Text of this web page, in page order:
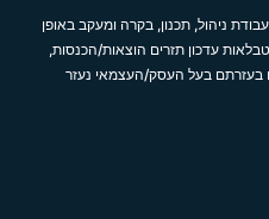
ניהול, תכנון, בקרה ומעקב באופן
עדכון תזרים הוצאות/הכנסות,
בעזרתם בעל העסק/העצמאי נעזר